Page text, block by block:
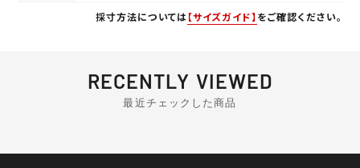
採寸方法については【サイズガイド】 をご確認ください。
RECENTLY VIEWED
最近チェックした商品